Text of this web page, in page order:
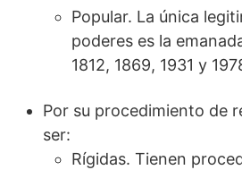
Popular. La única
poderes es la
1812, 1869, 1931 y
Por su procedimiento de
ser:
Rígidas. Tienen